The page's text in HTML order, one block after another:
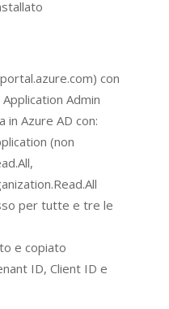
con
Admin
in Azure AD con:
(non
per tutte e tre le
e copiato
ID, Client ID e